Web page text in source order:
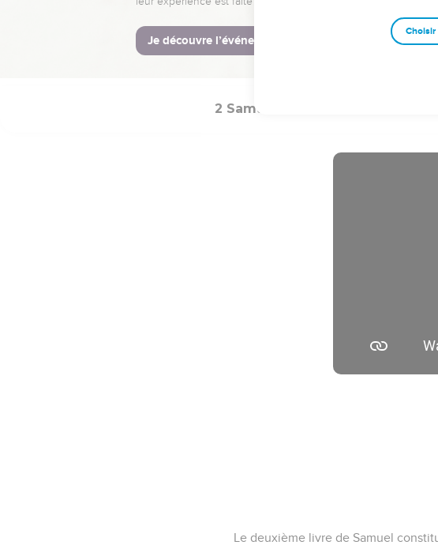
Autres
2 Samuel
Le deuxième livre de Samuel
Choisir